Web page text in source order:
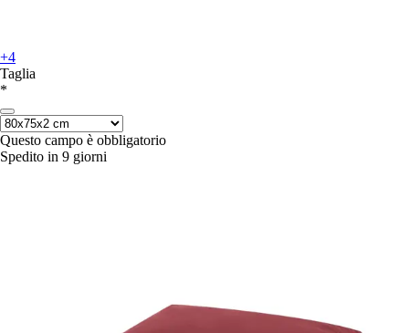
+4
Taglia
*
Questo campo è obbligatorio
Spedito in 9 giorni